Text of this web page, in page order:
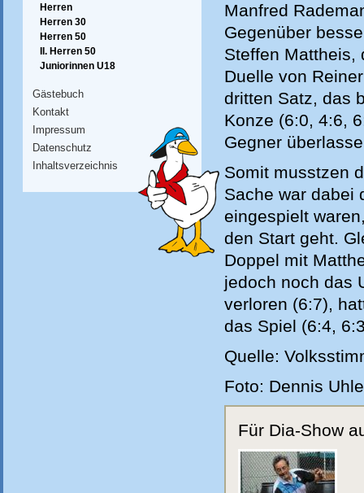
Herren
Herren 30
Herren 50
II. Herren 50
Juniorinnen U18
Gästebuch
Kontakt
Impressum
Datenschutz
Inhaltsverzeichnis
Manfred
Gegenüber
Steffen Mattheis,
Duelle von
dritten Satz, das
Konze (6:0, 4:6,
Gegner
Somit musstzen
Sache war dabei
eingespielt
den Start geht.
Doppel mit
jedoch noch das
verloren (6:7),
das Spiel (6:4,
Quelle:
Foto: Dennis
Für Dia-Show